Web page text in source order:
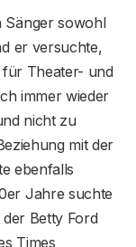
Sänger sowohl
er versuchte,
Theater- und
immer wieder
nicht zu
mit der
ebenfalls
Jahre suchte
Betty Ford
Times